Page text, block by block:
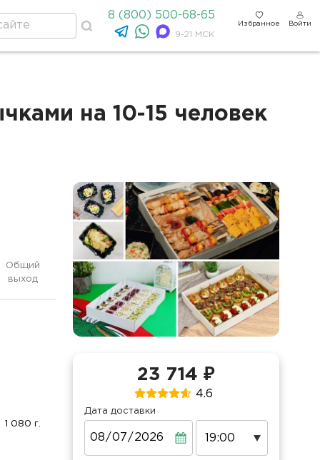
8 (800) 500-68-65
9-21 МСК
Избранное Войти
на 10-15 человек
Общий
выход
1 080 г.
23 714 ₽
4.6
Дата доставки